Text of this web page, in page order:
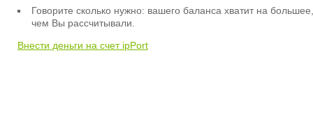
Говорите сколько нужно: вашего баланса хватит на большее,
чем Вы рассчитывали.
Внести деньги на счет ipPort